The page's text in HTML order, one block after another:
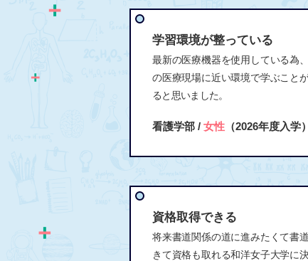
学習環境が整っている
最新の医療機器を使用している為
の医療現場に近い環境で学ぶこと
ると思いました。
看護学部 / 女性 （2026年度入学）
資格取得できる
将来書道関係の道に進みたくて書
きて資格も取れる和洋女子大学に